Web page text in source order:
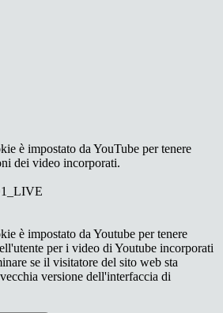
è impostato da YouTube per tenere
dei video incorporati.
è impostato da Youtube per tenere
per i video di Youtube incorporati
se il visitatore del sito web sta
versione dell'interfaccia di